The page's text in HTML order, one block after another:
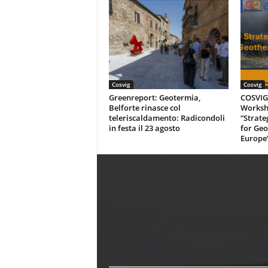
Cosvig
Greenreport: Geotermia,
Belforte rinasce col
teleriscaldamento: Radicondoli
in festa il 23 agosto
Cosvig
for